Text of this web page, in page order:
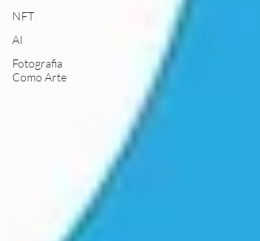
NFT
AI
Fotografia
Como Arte